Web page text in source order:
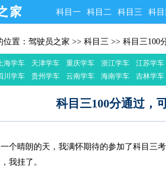
科目一 科目二 科目三 科目
置： 驾驶员之家 >> 科目三 >> 科目三100
海学车 天津学车 重庆学车 浙江学车 江苏学车
川学车 贵州学车 云南学车 海南学车 吉林学车
科目三100分通过，
个晴朗的天，我满怀期待的参加了科目三
我挂了。